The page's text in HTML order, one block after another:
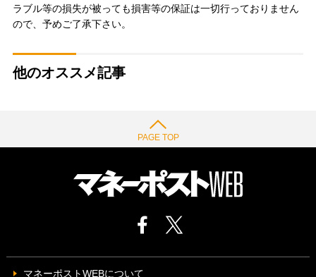
ラブル等の損失が被っても損害等の保証は一切行っておりません
ので、予めご了承下さい。
他のオススメ記事
PAGE TOP
マネーポストWEBについて